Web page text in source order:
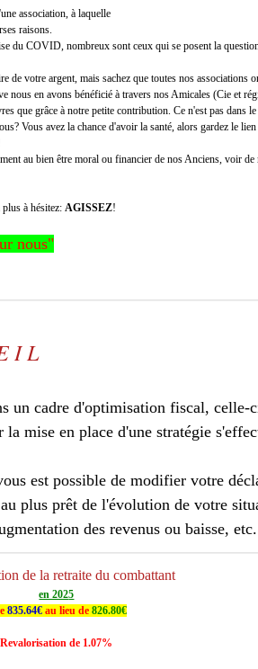
association, à laquelle
raisons.
du COVID, nombreux sont ceux qui se posent la
de votre argent, mais sachez que toutes nos associations
nous en avons bénéficié à travers nos Amicales (Cie et
que grâce à notre petite contribution. Ce n'est pas dans
Vous avez la chance d'avoir la santé, alors gardez le
au bien être moral ou financier de nos Anciens, voir de
AGISSEZ!
nous"
I L
un cadre d'optimisation fiscal, celle-
la mise en place d'une stratégie
est possible de modifier votre
plus prêt de l'évolution de votre
des revenus ou baisse,
de la retraite du combattant
en 2025
835.64€ au lieu de826.80€
Revalorisation de 1.07%